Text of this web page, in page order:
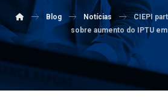
Blog Notícias
CIEPI
sobre aumento do IPTU